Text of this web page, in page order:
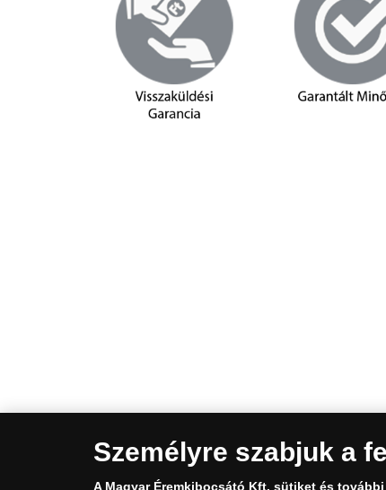
Személyre szabjuk a
A Magyar Éremkibocsátó Kft. sütiket és további